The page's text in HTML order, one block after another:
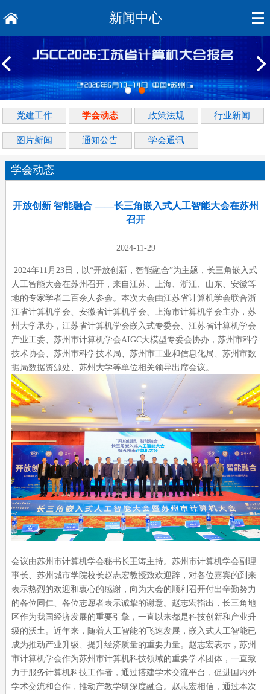
新闻中心
党建工作 学会动态 政策法规 行业新闻
图片新闻 通知公告 学会通讯
学会动态
开放创新 智能融合 ——长三角嵌入式人工智能大会在苏州
召开
2024-11-29
2024年11月23日，以“开放创新，智能融合”为主题，长三角嵌入式
人工智能大会在苏州召开，来自江苏、上海、浙江、山东、安徽等
地的专家学者二百余人参会。本次大会由江苏省计算机学会联合浙
江省计算机学会、安徽省计算机学会、上海市计算机学会主办，苏
州大学承办，江苏省计算机学会嵌入式专委会、江苏省计算机学会
产业工委、苏州市计算机学会AIGC大模型专委会协办，苏州市科学
技术协会、苏州市科学技术局、苏州市工业和信息化局、苏州市数
据局数据资源处、苏州大学等单位相关领导出席会议。
会议由苏州市计算机学会秘书长王涛主持。苏州市计算机学会副理
事长、苏州城市学院校长赵志宏教授致欢迎辞，对各位嘉宾的到来
表示热烈的欢迎和衷心的感谢，向为大会的顺利召开付出辛勤努力
的各位同仁、各位志愿者表示诚挚的谢意。赵志宏指出，长三角地
区作为我国经济发展的重要引擎，一直以来都是科技创新和产业升
级的沃土。近年来，随着人工智能的飞速发展，嵌入式人工智能已
成为推动产业升级、提升经济质量的重要力量。赵志宏表示，苏州
市计算机学会作为苏州市计算机科技领域的重要学术团体，一直致
力于服务计算机科技工作者，通过搭建学术交流平台，促进国内外
学术交流和合作，推动产教学研深度融合。赵志宏相信，通过本次